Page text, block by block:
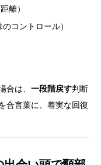
離）
コントロール）
合は、 一段階戻す判断
合言葉に、着実な回復